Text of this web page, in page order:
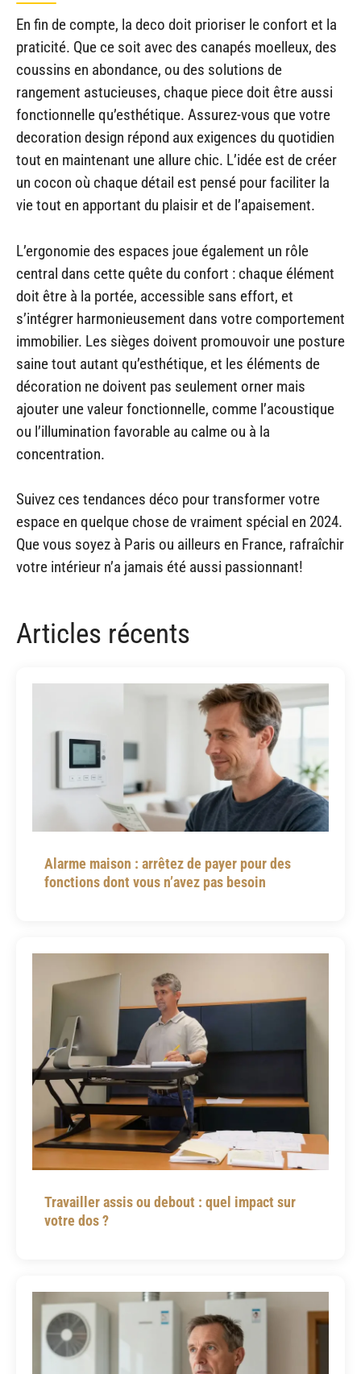
En fin de compte, la deco doit prioriser le confort et la
praticité. Que ce soit avec des canapés moelleux, des
coussins en abondance, ou des solutions de
rangement astucieuses, chaque piece doit être aussi
fonctionnelle qu’esthétique. Assurez-vous que votre
decoration design répond aux exigences du quotidien
tout en maintenant une allure chic. L’idée est de créer
un cocon où chaque détail est pensé pour faciliter la
vie tout en apportant du plaisir et de l’apaisement.
L’ergonomie des espaces joue également un rôle
central dans cette quête du confort : chaque élément
doit être à la portée, accessible sans effort, et
s’intégrer harmonieusement dans votre comportement
immobilier. Les sièges doivent promouvoir une posture
saine tout autant qu’esthétique, et les éléments de
décoration ne doivent pas seulement orner mais
ajouter une valeur fonctionnelle, comme l’acoustique
ou l’illumination favorable au calme ou à la
concentration.
Suivez ces tendances déco pour transformer votre
espace en quelque chose de vraiment spécial en 2024.
Que vous soyez à Paris ou ailleurs en France, rafraîchir
votre intérieur n’a jamais été aussi passionnant!
Articles récents
Alarme maison : arrêtez de payer pour des
fonctions dont vous n’avez pas besoin
Travailler assis ou debout : quel impact sur
votre dos ?